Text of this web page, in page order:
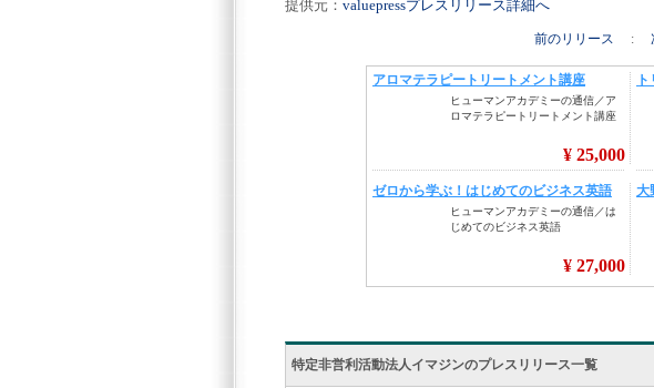
提供元： valuepressプレスリリース詳細へ
前のリリース :
特定非営利活動法人イマジンのプレスリリース一覧